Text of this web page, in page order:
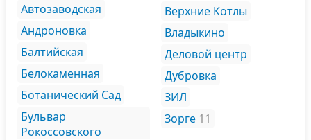
Автозаводская
Андроновка
Балтийская
Белокаменная
Ботанический Сад
Бульвар
Рокоссовского
Верхние Котлы
Владыкино
Деловой центр
Дубровка
ЗИЛ
Зорге 11